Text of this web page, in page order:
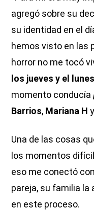
agregó sobre su
su identidad en el
hemos visto en las
horror no me tocó
los jueves y el
momento conducía
Barrios, Mariana H y
Una de las cosas
los momentos
eso me conectó
pareja, su familia
en este proceso.